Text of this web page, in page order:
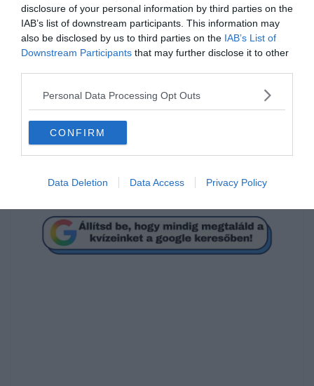
disclosure of your personal information by third parties on the
IAB’s list of downstream participants. This information may
also be disclosed by us to third parties on the IAB’s List of
Downstream Participants that may further disclose it to other
Personal Data Processing Opt Outs
CONFIRM
Data Deletion Data Access Privacy Policy
Mi a megoldás?
0,6
5
15